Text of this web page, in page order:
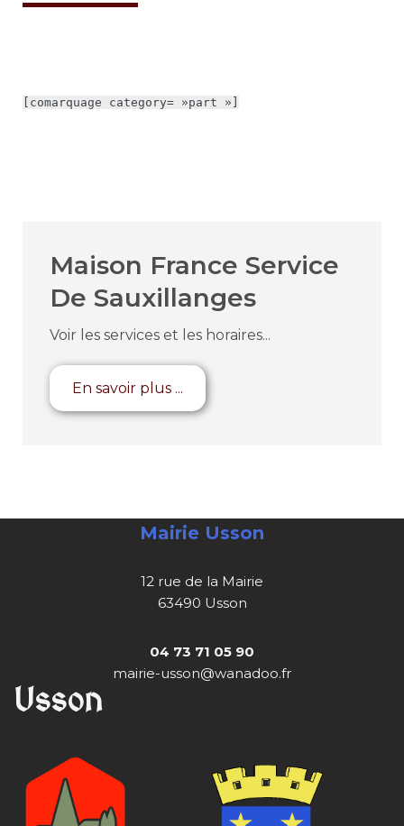
[comarquage category= »part »]
Maison France Service
De Sauxillanges
Voir les services et les horaires...
En savoir plus ...
Mairie Usson
12 rue de la Mairie
63490 Usson
04 73 71 05 90
mairie-usson@wanadoo.fr
Usson